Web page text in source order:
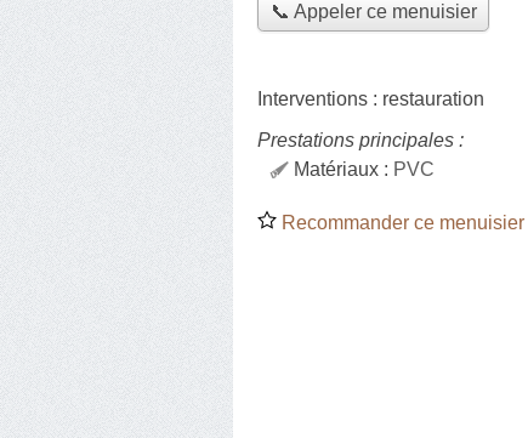
📞 Appeler ce menuisier
Interventions : restauration
Prestations principales :
Matériaux : PVC
Recommander ce menuisier